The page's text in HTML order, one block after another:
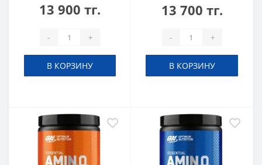
13 900 тг.
- +
В КОРЗИНУ
13 700 тг.
- +
В КОРЗИНУ